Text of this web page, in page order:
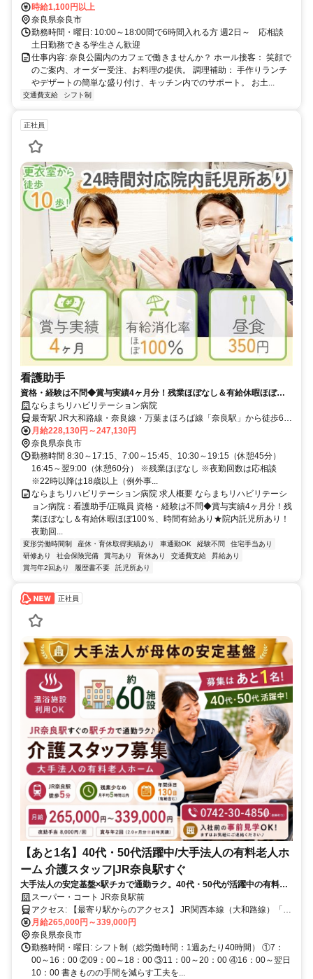
社・国立博物館」バス停下車すぐ 奈良国立博物館の北側、道路を挟
んで目の前に位置する店舗です。 奈良公園散策エリア内にあり、観
光客の立ち寄りが多い立地です。 車通勤可/規定あり
時給1,100円以上
奈良県奈良市
勤務時間・曜日: 10:00～18:00間で6時間入れる方 週2日～ 応相談
土日勤務できる学生さん歓迎
仕事内容: 奈良公園内のカフェで働きませんか？ ホール接客： 笑顔で
のご案内、オーダー受注、お料理の提供。 調理補助： 手作りランチ
やデザートの簡単な盛り付け、キッチン内でのサポート。 お土...
交通費支給 シフト制
正社員
看護助手
資格・経験は不問◆賞与実績4ヶ月分！残業ほぼなし＆有給休暇ほぼ
100％、時間有給あり★院内託児所あり！夜勤回数の相談可♪【奈良市・
病院・奈良駅/近鉄奈良駅・看護助手・正職員】
ならまちリハビリテーション病院
最寄駅 JR大和路線・奈良線・万葉まほろば線「奈良駅」から徒歩6
分、近鉄奈良線「近鉄奈良駅」から徒歩10分
月給228,130円～247,130円
奈良県奈良市
勤務時間 8:30～17:15、7:00～15:45、10:30～19:15（休憩45分）
16:45～翌9:00（休憩60分） ※残業ほぼなし ※夜勤回数は応相談
※22時以降は18歳以上（例外事...
ならまちリハビリテーション病院 求人概要 ならまちリハビリテーシ
ョン病院：看護助手/正職員 資格・経験は不問◆賞与実績4ヶ月分！残
業ほぼなし＆有給休暇ほぼ100％、時間有給あり★院内託児所あり！
夜勤回...
変形労働時間制 産休・育休取得実績あり 車通勤OK 経験不問
住宅手当あり
研修あり
社会保険完備 賞与あり 育休あり 交通費支給
昇給あり
賞与年2回あり
履歴書不要 託児所あり
正社員
【あと1名】40代・50代活躍中/大手法人の有料老人ホ
ーム 介護スタッフ|JR奈良駅すぐ
大手法人の安定基盤×駅チカで通勤ラク。40代・50代が活躍中の有料老
人ホーム、募集は“あと1名”です。
スーパー・コート JR奈良駅前
アクセス: 【最寄り駅からのアクセス】 JR関西本線（大和路線）「奈
良駅」西口より徒歩約5分 近鉄奈良線「近鉄奈良駅」7-S出口より徒
歩約10分 【通勤アクセスの特徴】 JR奈良駅からフラットな道を徒歩
5分。天候が悪い日でもストレスなく通勤できる好立地です。JR・近
鉄の2路線が徒歩圏内で、生駒市・大和郡山市・木津川市など多方面
からの通勤にも便利。バイク通勤もOKです。
月給265,000円～339,000円
奈良県奈良市
勤務時間・曜日: シフト制（総労働時間：1週あたり40時間） ①7：
00～16：00 ②09：00～18：00 ③11：00～20：00 ④16：00～翌日
10：00 書きものの手間を減らす工夫を...